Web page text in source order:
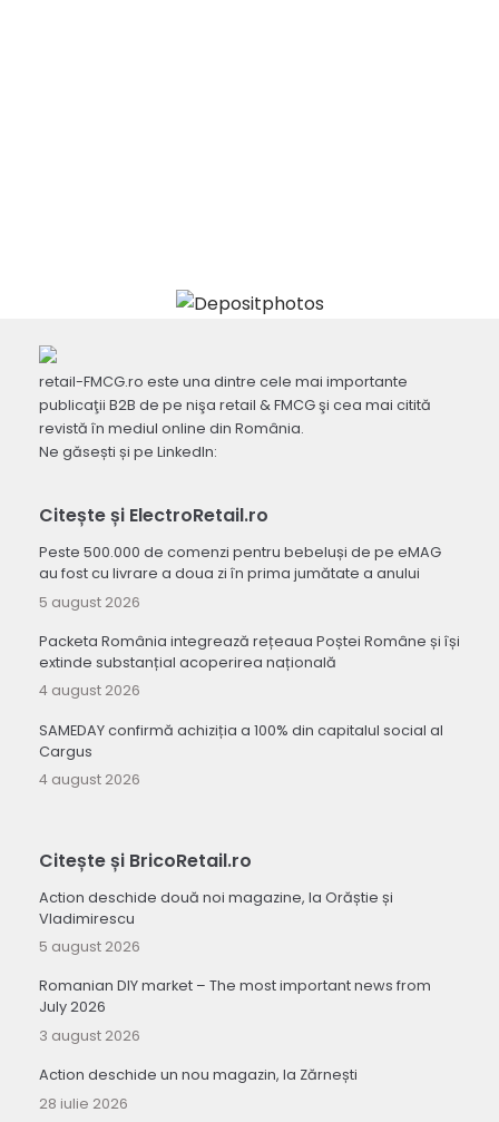
retail-FMCG.ro este una dintre cele mai importante
publicaţii B2B de pe nişa retail & FMCG şi cea mai citită
revistă în mediul online din România.
Ne găsești și pe LinkedIn:
Citește și ElectroRetail.ro
Peste 500.000 de comenzi pentru bebeluși de pe eMAG
au fost cu livrare a doua zi în prima jumătate a anului
5 august 2026
Packeta România integrează rețeaua Poștei Române și își
extinde substanțial acoperirea națională
4 august 2026
SAMEDAY confirmă achiziția a 100% din capitalul social al
Cargus
4 august 2026
Citește și BricoRetail.ro
Action deschide două noi magazine, la Orăștie și
Vladimirescu
5 august 2026
Romanian DIY market – The most important news from
July 2026
3 august 2026
Action deschide un nou magazin, la Zărnești
28 iulie 2026